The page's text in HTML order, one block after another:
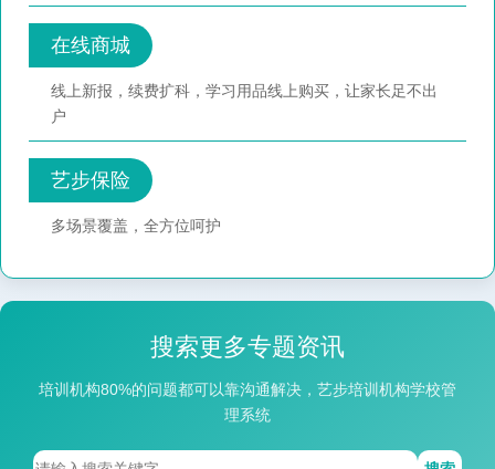
在线商城
线上新报，续费扩科，学习用品线上购买，让家长足不出
户
艺步保险
多场景覆盖，全方位呵护
搜索更多专题资讯
培训机构80%的问题都可以靠沟通解决，艺步培训机构学校管
理系统